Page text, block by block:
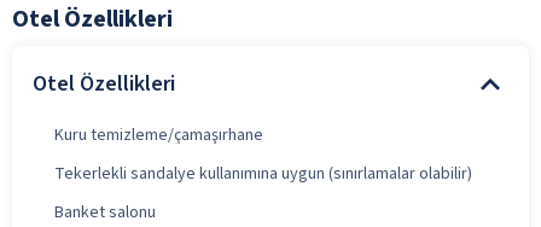
Otel Özellikleri
Otel Özellikleri
Kuru temizleme/çamaşırhane
Tekerlekli sandalye kullanımına uygun (sınırlamalar olabilir)
Banket salonu